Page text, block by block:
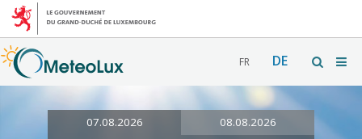
FR DE
07.08.2026 08.08.2026